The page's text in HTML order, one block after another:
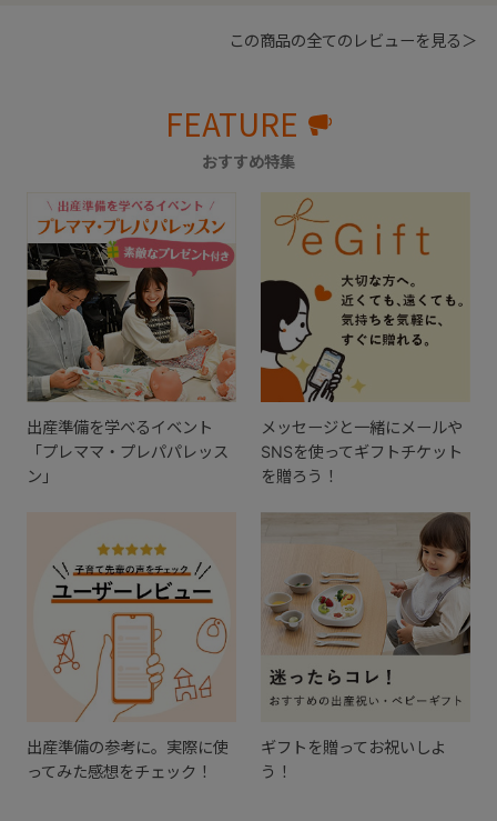
この商品の全てのレビューを見る＞
FEATURE
おすすめ特集
出産準備を学べるイベント
「プレママ・プレパパレッス
ン」
メッセージと一緒にメールや
SNSを使ってギフトチケット
を贈ろう！
出産準備の参考に。実際に使
ってみた感想をチェック！
ギフトを贈ってお祝いしよ
う！